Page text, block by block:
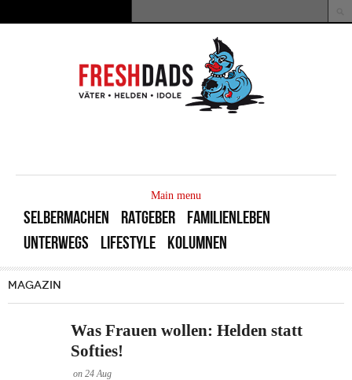
Suchformular
Main menu
SELBERMACHEN RATGEBER
FAMILIENLEBEN
UNTERWEGS
LIFESTYLE KOLUMNEN
MAGAZIN
Was Frauen wollen: Helden statt
Softies!
on 24 Aug